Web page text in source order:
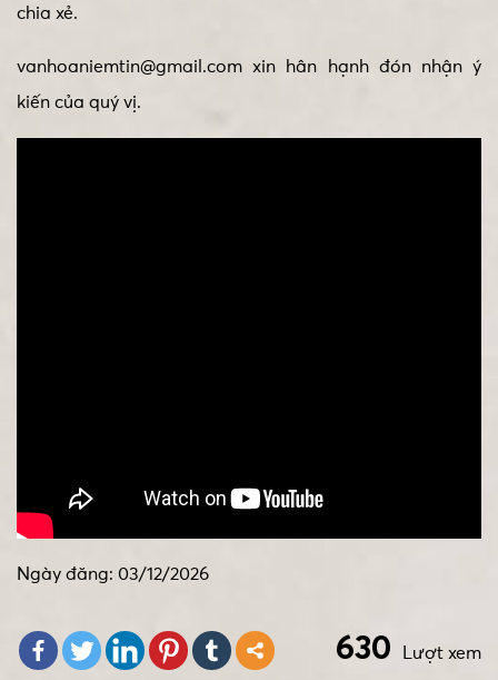
chia xẻ.
vanhoaniemtin@gmail.com xin hân hạnh đón nhận ý
kiến của quý vị.
Ngày đăng: 03/12/2026
Lượt xem
630